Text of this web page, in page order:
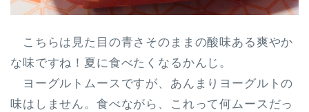
こちらは見た目の青さそのままの酸味ある爽やか
な味ですね！夏に食べたくなるかんじ。
ヨーグルトムースですが、あんまりヨーグルトの
味はしません。食べながら、これって何ムースだっ